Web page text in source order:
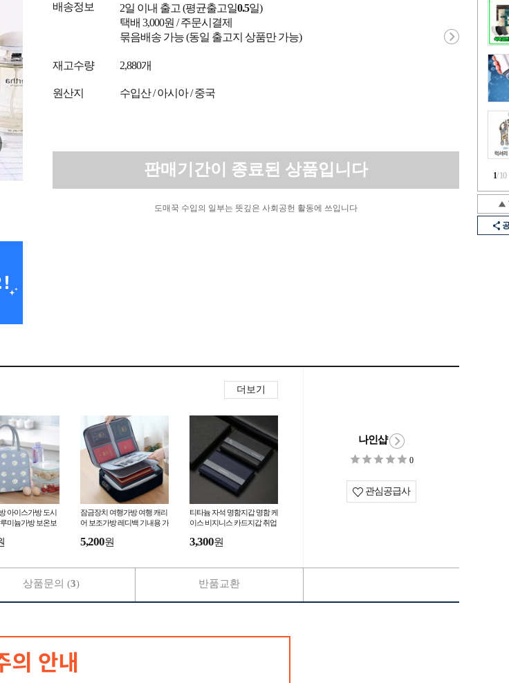
1/10
배송정보 2일 이내 출고 (평균출고일0.5일)
택배 3,000원 / 주문시결제
묶음배송 가능 (동일 출고지 상품만 가능)
재고수량 2,880개
원산지 수입산 / 아시아 / 중국
판매기간이 종료된 상품입니다
도매꾹 수입의 일부는 뜻깊은 사회공헌 활동에 쓰입니다
더보기
아이스가방 도시
미늄가방 보온보
가방
잠금장치 여행가방 여행 캐리
어 보조가방 레디백 기내용 가
5,200원
티타늄 자석 명함지갑 명함 케
이스 비지니스 카드지갑 취업
3,300원
나인샵
0
관심공급사
상품문의 (3) 반품교환